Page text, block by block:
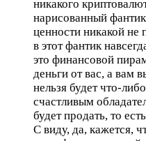
никакого
нарисованный
ценности никакой не
в этот фантик
это финансовой
деньги от вас, а вам
нельзя будет что-
счастливым
будет продать, то
С виду, да, кажется,